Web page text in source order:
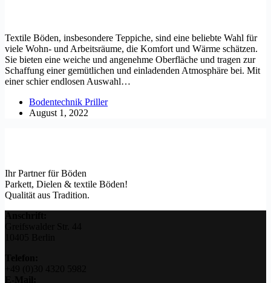
Textile Böden, insbesondere Teppiche, sind eine beliebte Wahl für
viele Wohn- und Arbeitsräume, die Komfort und Wärme schätzen.
Sie bieten eine weiche und angenehme Oberfläche und tragen zur
Schaffung einer gemütlichen und einladenden Atmosphäre bei. Mit
einer schier endlosen Auswahl…
Bodentechnik Priller
August 1, 2022
Ihr Partner für Böden
Parkett, Dielen & textile Böden!
Qualität aus Tradition.